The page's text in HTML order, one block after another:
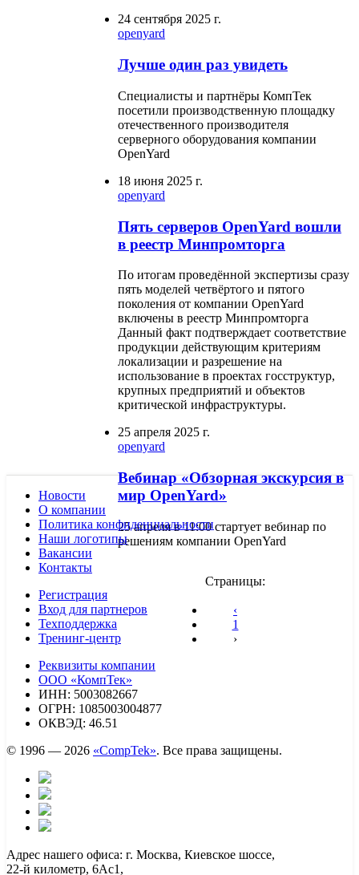
24 сентября 2025 г.
openyard
Лучше один раз увидеть
Специалисты и партнёры КомпТек
посетили производственную площадку
отечественного производителя
серверного оборудования компании
OpenYard
18 июня 2025 г.
openyard
Пять серверов OpenYard вошли
в реестр Минпромторга
По итогам проведённой экспертизы сразу
пять моделей четвёртого и пятого
поколения от компании OpenYard
включены в реестр Минпромторга
Данный факт подтверждает соответствие
продукции действующим критериям
локализации и разрешение на
использование в проектах госструктур,
крупных предприятий и объектов
критической инфраструктуры.
25 апреля 2025 г.
openyard
Вебинар «Обзорная экскурсия в
мир OpenYard»
25 апреля в 11:00 стартует вебинар по
решениям компании OpenYard
Страницы:
‹
1
›
Новости
О компании
Политика конфиденциальности
Наши логотипы
Вакансии
Контакты
Регистрация
Вход для партнеров
Техподдержка
Тренинг-центр
Реквизиты компании
ООО «КомпТек»
ИНН: 5003082667
ОГРН: 1085003004877
ОКВЭД: 46.51
© 1996 — 2026 «CompTek». Все права защищены.
Адрес нашего офиса: г. Москва, Киевское шоссе,
22-й километр, 6Ас1,